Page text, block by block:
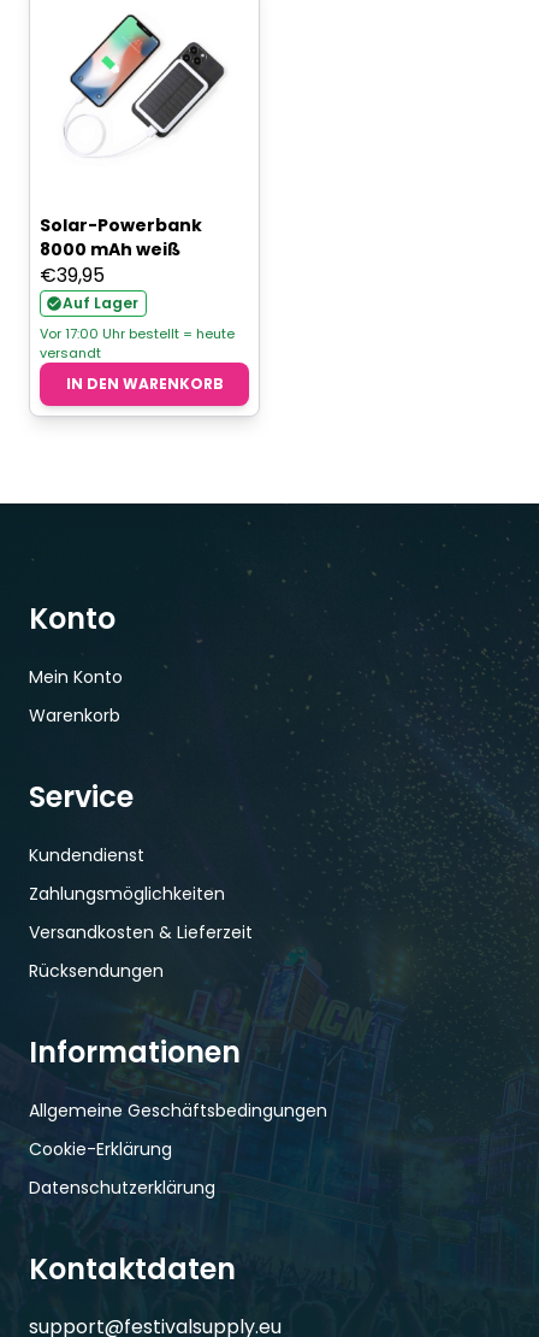
Solar-Powerbank
8000 mAh weiß
€39,95
Auf Lager
Vor 17:00 Uhr bestellt = heute
versandt
IN DEN WARENKORB
Konto
Mein Konto
Warenkorb
Service
Kundendienst
Zahlungsmöglichkeiten
Versandkosten & Lieferzeit
Rücksendungen
Informationen
Allgemeine Geschäftsbedingungen
Cookie-Erklärung
Datenschutzerklärung
Kontaktdaten
support@festivalsupply.eu